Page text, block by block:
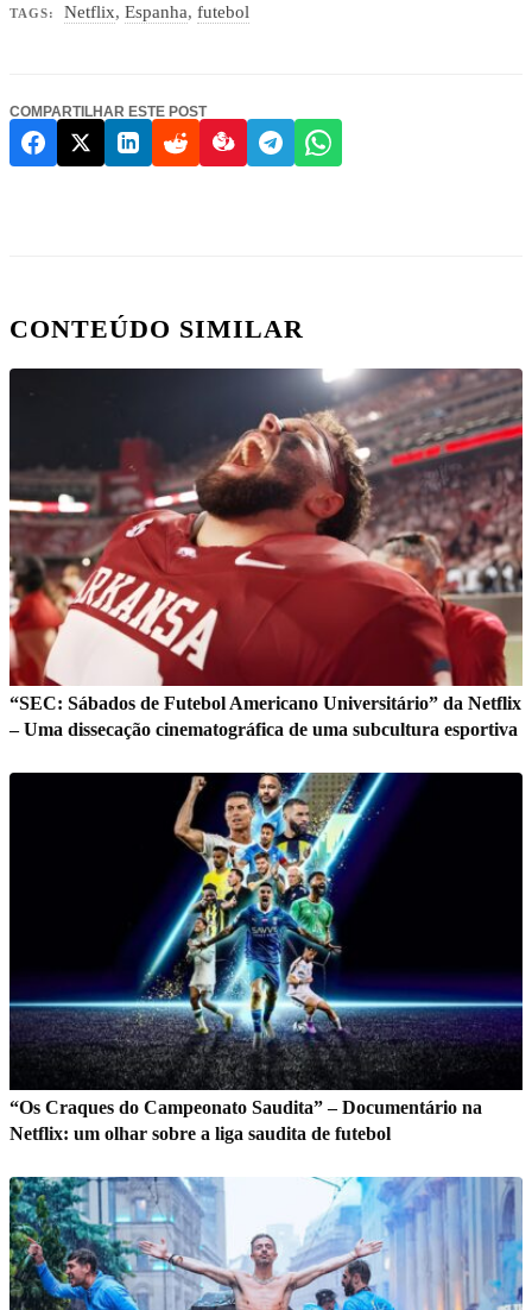
TAGS: Netflix,Espanha,futebol
COMPARTILHAR ESTE POST
CONTEÚDO SIMILAR
“SEC: Sábados de Futebol Americano Universitário” da Netflix
– Uma dissecação cinematográfica de uma subcultura esportiva
“Os Craques do Campeonato Saudita” – Documentário na
Netflix: um olhar sobre a liga saudita de futebol